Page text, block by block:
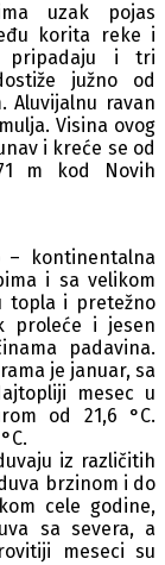
uzak pojas
korita reke i
pripadaju i tri
južno od
Aluvijalnu ravan
Visina ovog
i kreće se od
m kod Novih
– kontinentalna
i sa velikom
topla i pretežno
proleće i jesen
padavina.
je januar, sa
mesec u
od 21,6 °C.
iz različitih
brzinom i do
cele godine,
sa severa, a
meseci su